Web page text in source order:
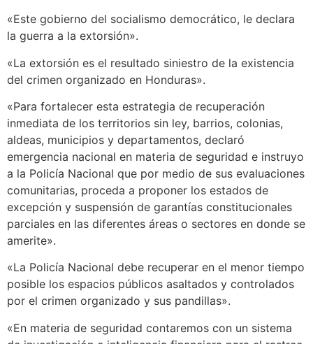
«Este gobierno del socialismo democrático, le declara
la guerra a la extorsión».
«La extorsión es el resultado siniestro de la existencia
del crimen organizado en Honduras».
«Para fortalecer esta estrategia de recuperación
inmediata de los territorios sin ley, barrios, colonias,
aldeas, municipios y departamentos, declaró
emergencia nacional en materia de seguridad e instruyo
a la Policía Nacional que por medio de sus evaluaciones
comunitarias, proceda a proponer los estados de
excepción y suspensión de garantías constitucionales
parciales en las diferentes áreas o sectores en donde se
amerite».
«La Policía Nacional debe recuperar en el menor tiempo
posible los espacios públicos asaltados y controlados
por el crimen organizado y sus pandillas».
«En materia de seguridad contaremos con un sistema